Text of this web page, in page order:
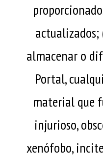
almacenar o
Portal,
material que
injurioso,
xenófobo,